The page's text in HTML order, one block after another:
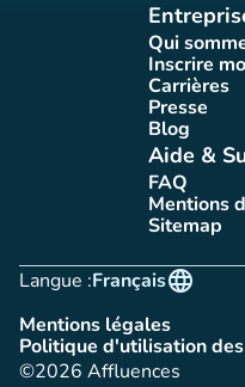
Qui
Inscrire
Carrières
Presse(nouvel
Blog(nouvel
Aide &
FAQ(nouvel
Mentions
Sitemap
Langue :
language
Français
Mentions légales
(nouvel onglet)
Politique d'utilisation(nouvel
©2026 Affluences